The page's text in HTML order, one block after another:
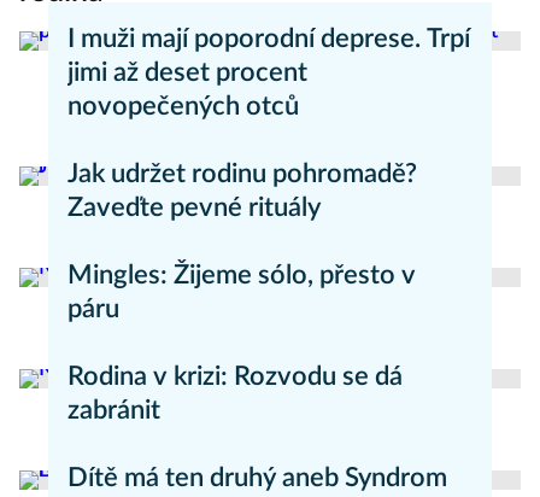
I muži mají poporodní deprese. Trpí
jimi až deset procent
novopečených otců
Jak udržet rodinu pohromadě?
Zaveďte pevné rituály
Mingles: Žijeme sólo, přesto v
páru
Rodina v krizi: Rozvodu se dá
zabránit
Dítě má ten druhý aneb Syndrom